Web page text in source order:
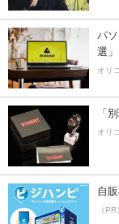
パ
選」
オリ
「
オリ
自
（